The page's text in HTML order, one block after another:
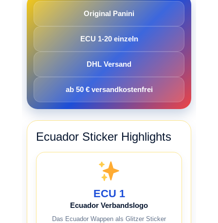
Original Panini
ECU 1-20 einzeln
DHL Versand
ab 50 € versandkostenfrei
Ecuador Sticker Highlights
ECU 1
Ecuador Verbandslogo
Das Ecuador Wappen als Glitzer Sticker